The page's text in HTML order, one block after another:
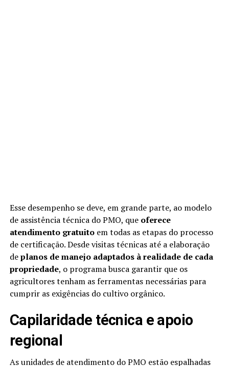
Esse desempenho se deve, em grande parte, ao modelo
de assistência técnica do PMO, que oferece
atendimento gratuitoem todas as etapas do processo
de certificação. Desde visitas técnicas até a elaboração
deplanos de manejo adaptados à realidade de cada
propriedade, o programa busca garantir que os
agricultores tenham as ferramentas necessárias para
cumprir as exigências do cultivo orgânico.
Capilaridade técnica e apoio
regional
As unidades de atendimento do PMO estão espalhadas